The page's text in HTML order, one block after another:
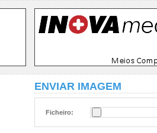
ENVIAR IMAGEM
Ficheiro: